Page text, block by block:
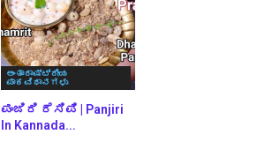
ಅಂತಾರಾಷ್ಟ್ರೀಯ
ಪಾಕವಿಧಾನಗಳು
ಪಂಜಿರಿ ರೆಸಿಪಿ | Panjiri
In Kannada...